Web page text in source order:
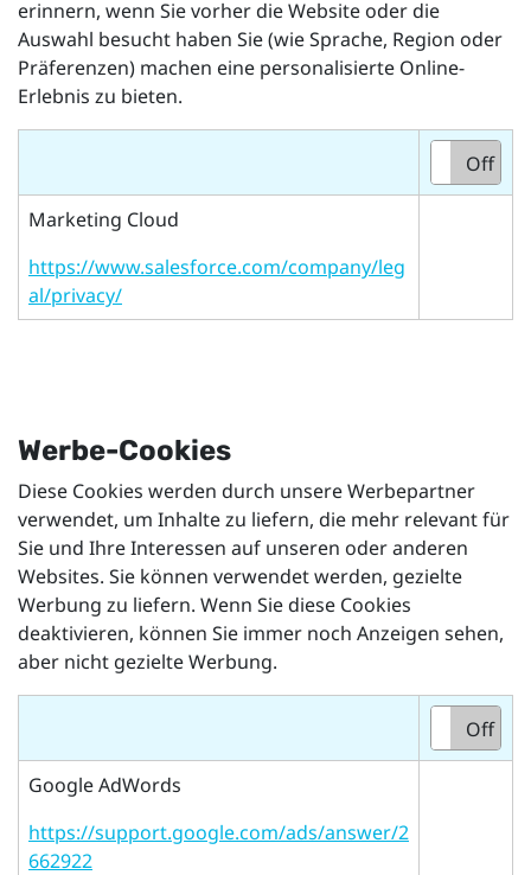
erinnern, wenn Sie vorher die Website oder die
Auswahl besucht haben Sie (wie Sprache, Region oder
Präferenzen) machen eine personalisierte Online-
Erlebnis zu bieten.
Off
Marketing Cloud
https://www.salesforce.com/company/leg
al/privacy/
Werbe-Cookies
Diese Cookies werden durch unsere Werbepartner
verwendet, um Inhalte zu liefern, die mehr relevant für
Sie und Ihre Interessen auf unseren oder anderen
Websites. Sie können verwendet werden, gezielte
Werbung zu liefern. Wenn Sie diese Cookies
deaktivieren, können Sie immer noch Anzeigen sehen,
aber nicht gezielte Werbung.
Off
Google AdWords
https://support.google.com/ads/answer/2
662922